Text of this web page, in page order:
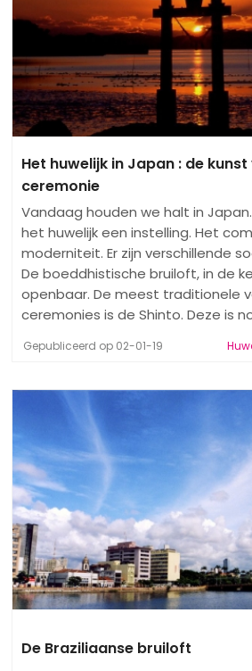
Het huwelijk in Japan : de
ceremonie
Vandaag houden we halt in
het huwelijk een instelling. Het
moderniteit. Er zijn verschillende
De boeddhistische bruiloft, in de
openbaar. De meest traditionele
ceremonies is de Shinto. Deze is
Gepubliceerd op 02-01-19
De Braziliaanse bruiloft